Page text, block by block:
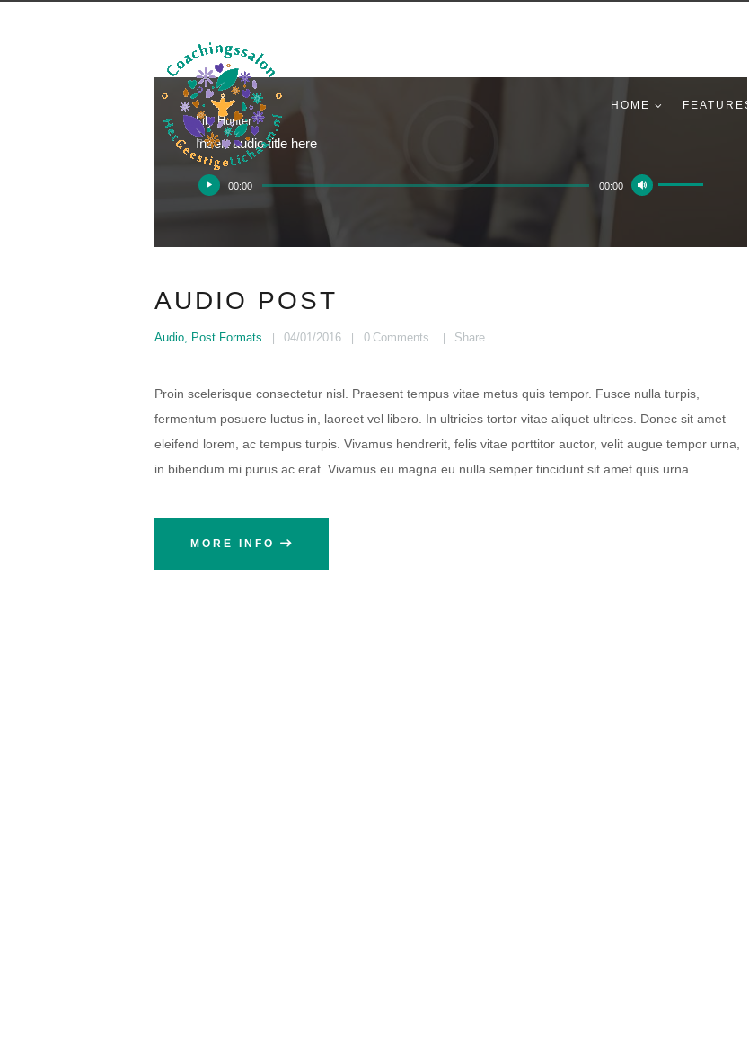
HOME FEATURES
Lily Hunter
Insert audio title here
Audiospeler
00:00 00:00
AUDIO POST
Audio Post Formats 04/01/2016 0 Comments Share
Proin scelerisque consectetur nisl. Praesent tempus vitae metus quis tempor. Fusce nulla turpis,
fermentum posuere luctus in, laoreet vel libero. In ultricies tortor vitae aliquet ultrices. Donec sit amet
eleifend lorem, ac tempus turpis. Vivamus hendrerit, felis vitae porttitor auctor, velit augue tempor urna,
in bibendum mi purus ac erat. Vivamus eu magna eu nulla semper tincidunt sit amet quis urna.
MORE INFO